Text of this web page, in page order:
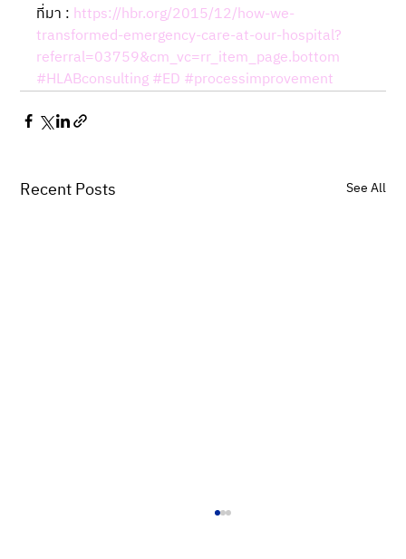
ที่มา : https://hbr.org/2015/12/how-we-
transformed-emergency-care-at-our-hospital?
referral=03759&cm_vc=rr_item_page.bottom
#HLABconsulting#ED #processimprovement
Recent Posts See All